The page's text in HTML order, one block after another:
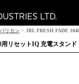
リカン > JRL FRESH FADE
リセットIQ 充電スタンド